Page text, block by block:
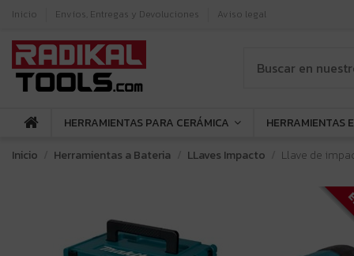
Inicio Envíos, Entregas y Devoluciones Aviso legal
HERRAMIENTAS PARA CERÁMICA HERRAMIENTAS
Inicio
Herramientas a Bateria LLaves Impacto Llave de